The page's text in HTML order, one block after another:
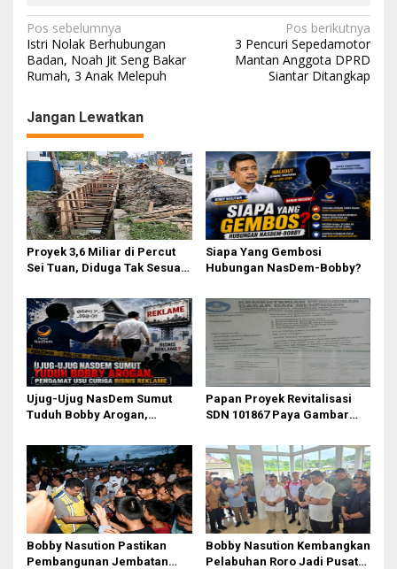
g
k
a
N
a
v
i
g
a
s
i
p
o
s
Pos sebelumnya
Istri Nolak Berhubungan
Badan, Noah Jit Seng Bakar
Rumah, 3 Anak Melepuh
Pos berikutnya
3 Pencuri Sepedamotor
Mantan Anggota DPRD
Siantar Ditangkap
Jangan Lewatkan
Proyek 3,6 Miliar di Percut
Sei Tuan, Diduga Tak Sesuai
Nama Pengawas Tidak
Tercantum di Papan
Informasi
Siapa Yang Gembosi
Hubungan NasDem-Bobby?
Ujug-Ujug NasDem Sumut
Tuduh Bobby Arogan,
Reklame
Papan Proyek Revitalisasi
SDN 101867 Paya Gambar
Juknis Kemendikdasmen,
Unsur Konsultan dan Komite
Tidak Ada
Bobby Nasution Pastikan
Pembangunan Jembatan
Bobby Nasution Kembangkan
Pelabuhan Roro Jadi Pusat